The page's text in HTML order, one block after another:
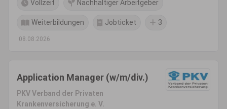
Vollzeit Nachhaltiger Arbeitgeber
Weiterbildungen Jobticket 3
08.08.2026
Application Manager (w/m/div.)
PKV Verband der Privaten
Krankenversicherung e. V.